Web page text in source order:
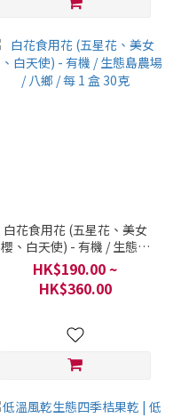
白花食用花 (五星花、美女
櫻、白天使) - 有機 / 生態島
農場 / 八鄉 / 每 1 盒 30克
HK$190.00 ~
HK$360.00